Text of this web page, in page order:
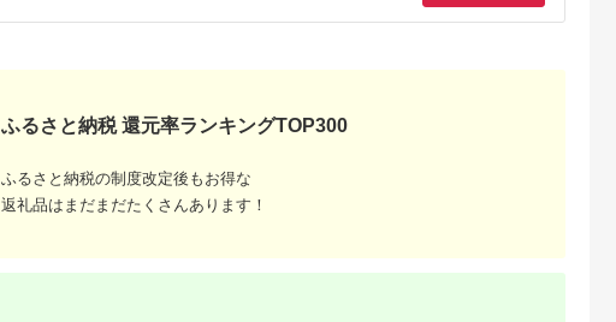
ふるさと納税 還元率ランキングTOP300
ふるさと納税の制度改定後もお得な
返礼品はまだまだたくさんあります！